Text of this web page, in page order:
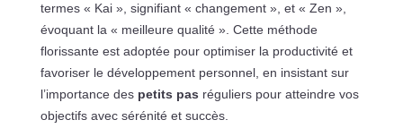
termes « Kai », signifiant « changement », et « Zen »,
évoquant la « meilleure qualité ». Cette méthode
florissante est adoptée pour optimiser la productivité et
favoriser le développement personnel, en insistant sur
l’importance des petits pas réguliers pour atteindre vos
objectifs avec sérénité et succès.